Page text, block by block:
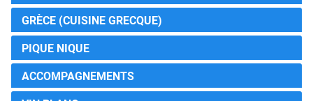
GRÈCE (CUISINE GRECQUE)
PIQUE NIQUE
ACCOMPAGNEMENTS